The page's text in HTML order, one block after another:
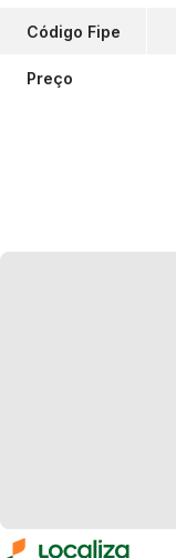
Código Fipe
Preço